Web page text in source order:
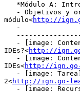
*Módulo A:
- Objetivos y
módulo<http://
   -
- [image:
IDEs?<http://
- [image:
IDEs<http://ign.go-
- [image:
2<http://ign.go-
- [image: